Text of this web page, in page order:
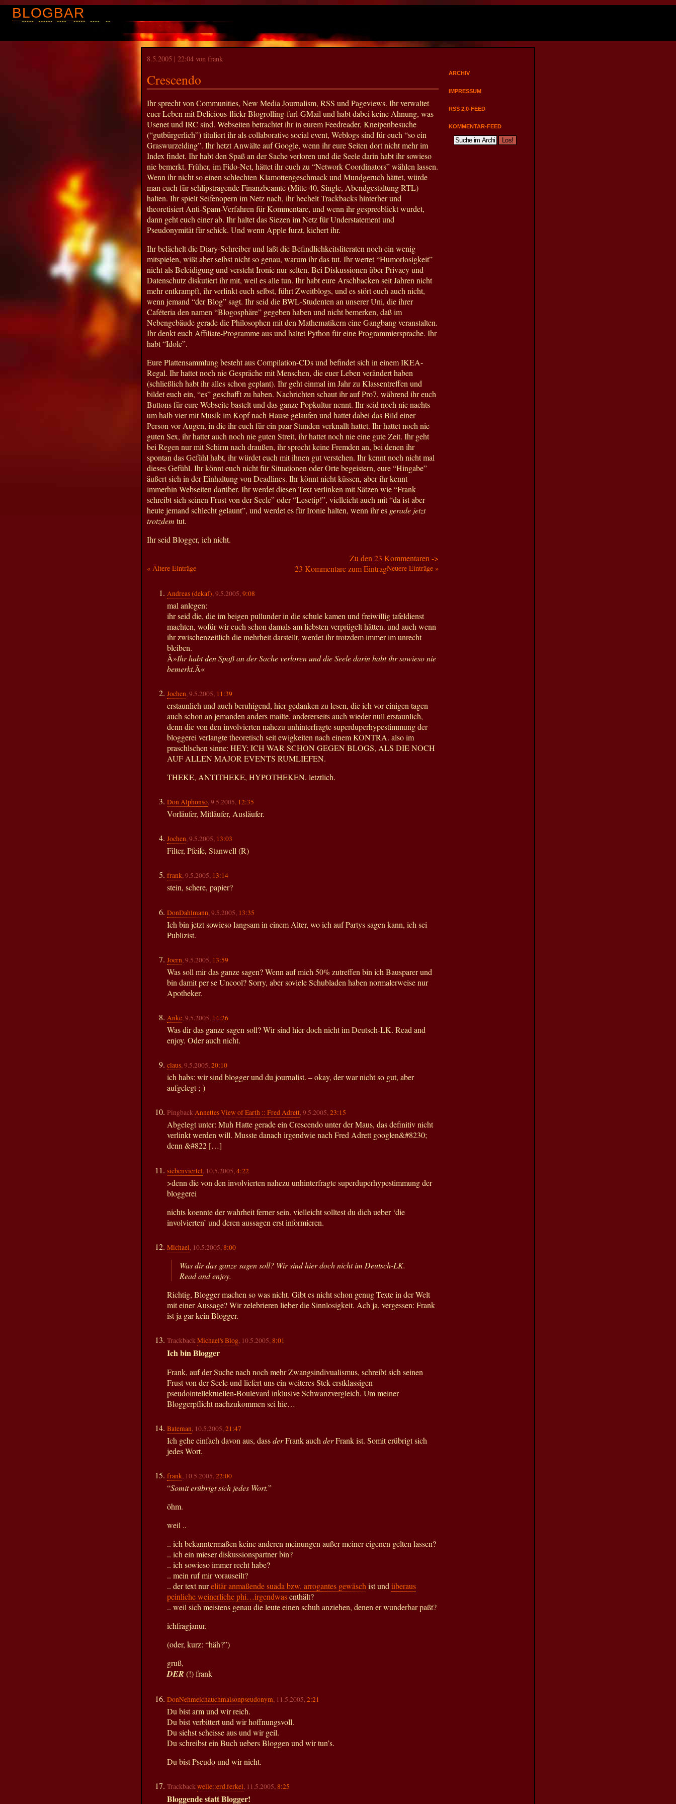
BLOGBAR
8.5.2005 | 22:04 von frank
Crescendo
Ihr sprecht von Communities, New Media Journalism, RSS und Pageviews. Ihr verwaltet
euer Leben mit Delicious-flickr-Blogrolling-furl-GMail und habt dabei keine Ahnung, was
Usenet und IRC sind. Webseiten betrachtet ihr in eurem Feedreader, Kneipenbesuche
(“gutbürgerlich”) tituliert ihr als collaborative social event, Weblogs sind für euch “so ein
Graswurzelding”. Ihr hetzt Anwälte auf Google, wenn ihr eure Seiten dort nicht mehr im
Index findet. Ihr habt den Spaß an der Sache verloren und die Seele darin habt ihr sowieso
nie bemerkt. Früher, im Fido-Net, hättet ihr euch zu “Network Coordinators” wählen lassen.
Wenn ihr nicht so einen schlechten Klamottengeschmack und Mundgeruch hättet, würde
man euch für schlipstragende Finanzbeamte (Mitte 40, Single, Abendgestaltung RTL)
halten. Ihr spielt Seifenopern im Netz nach, ihr hechelt Trackbacks hinterher und
theoretisiert Anti-Spam-Verfahren für Kommentare, und wenn ihr gespreeblickt wurdet,
dann geht euch einer ab. Ihr haltet das Siezen im Netz für Understatement und
Pseudonymität für schick. Und wenn Apple furzt, kichert ihr.
Ihr belächelt die Diary-Schreiber und laßt die Befindlichkeitsliteraten noch ein wenig
mitspielen, wißt aber selbst nicht so genau, warum ihr das tut. Ihr wertet “Humorlosigkeit”
nicht als Beleidigung und versteht Ironie nur selten. Bei Diskussionen über Privacy und
Datenschutz diskutiert ihr mit, weil es alle tun. Ihr habt eure Arschbacken seit Jahren nicht
mehr entkrampft, ihr verlinkt euch selbst, führt Zweitblogs, und es stört euch auch nicht,
wenn jemand “der Blog” sagt. Ihr seid die BWL-Studenten an unserer Uni, die ihrer
Caféteria den namen “Blogosphäre” gegeben haben und nicht bemerken, daß im
Nebengebäude gerade die Philosophen mit den Mathematikern eine Gangbang veranstalten.
Ihr denkt euch Affiliate-Programme aus und haltet Python für eine Programmiersprache. Ihr
habt “Idole”.
Eure Plattensammlung besteht aus Compilation-CDs und befindet sich in einem IKEA-
Regal. Ihr hattet noch nie Gespräche mit Menschen, die euer Leben verändert haben
(schließlich habt ihr alles schon geplant). Ihr geht einmal im Jahr zu Klassentreffen und
bildet euch ein, “es” geschafft zu haben. Nachrichten schaut ihr auf Pro7, während ihr euch
Buttons für eure Webseite bastelt und das ganze Popkultur nennt. Ihr seid noch nie nachts
um halb vier mit Musik im Kopf nach Hause gelaufen und hattet dabei das Bild einer
Person vor Augen, in die ihr euch für ein paar Stunden verknallt hattet. Ihr hattet noch nie
guten Sex, ihr hattet auch noch nie guten Streit, ihr hattet noch nie eine gute Zeit. Ihr geht
bei Regen nur mit Schirm nach draußen, ihr sprecht keine Fremden an, bei denen ihr
spontan das Gefühl habt, ihr würdet euch mit ihnen gut verstehen. Ihr kennt noch nicht mal
dieses Gefühl. Ihr könnt euch nicht für Situationen oder Orte begeistern, eure “Hingabe”
äußert sich in der Einhaltung von Deadlines. Ihr könnt nicht küssen, aber ihr kennt
immerhin Webseiten darüber. Ihr werdet diesen Text verlinken mit Sätzen wie “Frank
schreibt sich seinen Frust von der Seele” oder “Lesetip!”, vielleicht auch mit “da ist aber
heute jemand schlecht gelaunt”, und werdet es für Ironie halten, wenn ihr es gerade jetzt
trotzdem tut.
Ihr seid Blogger, ich nicht.
Zu den 23 Kommentaren ->
« Ältere Einträge Neuere Einträge »
23 Kommentare zum Eintrag
Andreas (dekaf), 9.5.2005,9:08
mal anlegen:
ihr seid die, die im beigen pullunder in die schule kamen und freiwillig tafeldienst
machten, wofür wir euch schon damals am liebsten verprügelt hätten. und auch wenn
ihr zwischenzeitlich die mehrheit darstellt, werdet ihr trotzdem immer im unrecht
bleiben.
Â»Ihr habt den Spaß an der Sache verloren und die Seele darin habt ihr sowieso nie
bemerkt.Â«
Jochen, 9.5.2005, 11:39
erstaunlich und auch beruhigend, hier gedanken zu lesen, die ich vor einigen tagen
auch schon an jemanden anders mailte. andererseits auch wieder null erstaunlich,
denn die von den involvierten nahezu unhinterfragte superduperhypestimmung der
bloggerei verlangte theoretisch seit ewigkeiten nach einem KONTRA. also im
praschlschen sinne: HEY; ICH WAR SCHON GEGEN BLOGS, ALS DIE NOCH
AUF ALLEN MAJOR EVENTS RUMLIEFEN.
THEKE, ANTITHEKE, HYPOTHEKEN. letztlich.
Don Alphonso, 9.5.2005, 12:35
Vorläufer, Mitläufer, Ausläufer.
Jochen, 9.5.2005, 13:03
Filter, Pfeife, Stanwell (R)
frank, 9.5.2005, 13:14
stein, schere, papier?
DonDahlmann, 9.5.2005, 13:35
Ich bin jetzt sowieso langsam in einem Alter, wo ich auf Partys sagen kann, ich sei
Publizist.
Joern, 9.5.2005, 13:59
Was soll mir das ganze sagen? Wenn auf mich 50% zutreffen bin ich Bausparer und
bin damit per se Uncool? Sorry, aber soviele Schubladen haben normalerweise nur
Apotheker.
Anke, 9.5.2005, 14:26
Was dir das ganze sagen soll? Wir sind hier doch nicht im Deutsch-LK. Read and
enjoy. Oder auch nicht.
claus, 9.5.2005,20:10
ich habs: wir sind blogger und du journalist. – okay, der war nicht so gut, aber
aufgelegt ;-)
PingbackAnnettes View of Earth :: Fred Adrett, 9.5.2005,23:15
Abgelegt unter: Muh Hatte gerade ein Crescendo unter der Maus, das definitiv nicht
verlinkt werden will. Musste danach irgendwie nach Fred Adrett googlen&#8230;
denn &#822 […]
siebenviertel, 10.5.2005,4:22
>denn die von den involvierten nahezu unhinterfragte superduperhypestimmung der
bloggerei
nichts koennte der wahrheit ferner sein. vielleicht solltest du dich ueber ‘die
involvierten’ und deren aussagen erst informieren.
Michael, 10.5.2005,8:00
Was dir das ganze sagen soll? Wir sind hier doch nicht im Deutsch-LK.
Read and enjoy.
Richtig, Blogger machen so was nicht. Gibt es nicht schon genug Texte in der Welt
mit einer Aussage? Wir zelebrieren lieber die Sinnlosigkeit. Ach ja, vergessen: Frank
ist ja gar kein Blogger.
TrackbackMichael's Blog, 10.5.2005,8:01
Ich bin Blogger
Frank, auf der Suche nach noch mehr Zwangsindivualismus, schreibt sich seinen
Frust von der Seele und liefert uns ein weiteres Stck erstklassigen
pseudointellektuellen-Boulevard inklusive Schwanzvergleich. Um meiner
Bloggerpflicht nachzukommen sei hie…
Bateman, 10.5.2005,21:47
Ich gehe einfach davon aus, dassderFrank auch derFrank ist. Somit erübrigt sich
jedes Wort.
frank, 10.5.2005,22:00
“Somit erübrigt sich jedes Wort.”
öhm.
weil ..
.. ich bekanntermaßen keine anderen meinungen außer meiner eigenen gelten lassen?
.. ich ein mieser diskussionspartner bin?
.. ich sowieso immer recht habe?
.. mein ruf mir vorauseilt?
.. der text nurelitär anmaßende suada bzw. arrogantes gewäschist undüberaus
peinliche weinerliche phi…irgendwasenthält?
.. weil sich meistens genau die leute einen schuh anziehen, denen er wunderbar paßt?
ichfragjanur.
(oder, kurz: “häh?”)
gruß,
DER (!) frank
DonNehmeichauchmalsonpseudonym, 11.5.2005, 2:21
Du bist arm und wir reich.
Du bist verbittert und wir hoffnungsvoll.
Du siehst scheisse aus und wir geil.
Du schreibst ein Buch uebers Bloggen und wir tun’s.
Du bist Pseudo und wir nicht.
Trackbackwelle::erd.ferkel, 11.5.2005,8:25
Bloggende statt Blogger!
ARCHIV
IMPRESSUM
RSS 2.0-FEED
KOMMENTAR-FEED